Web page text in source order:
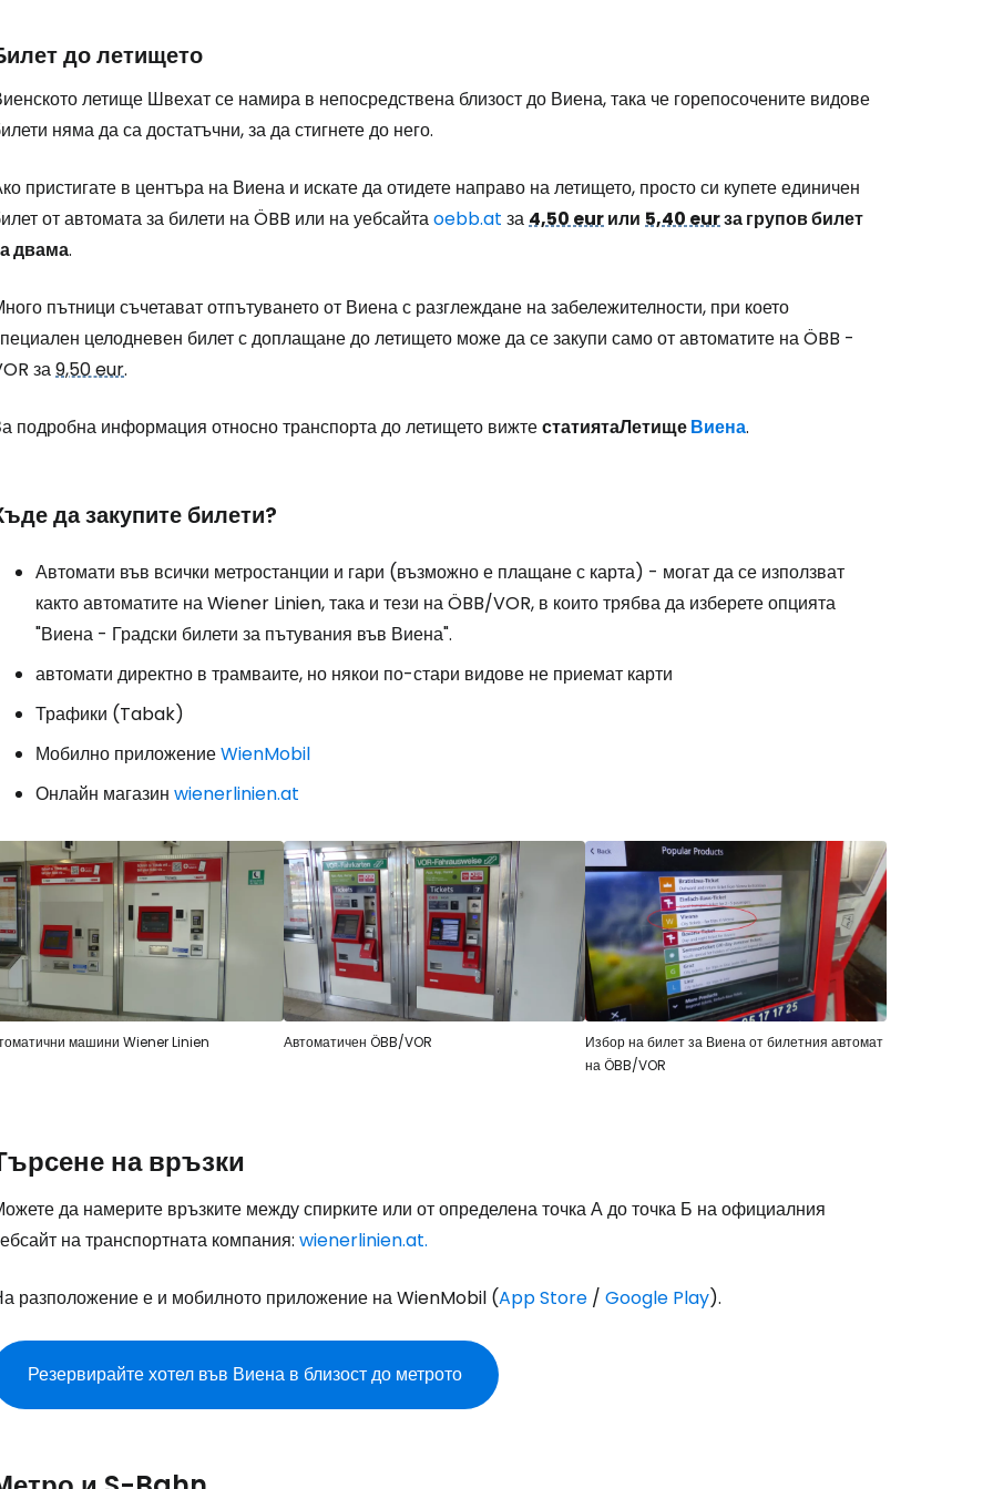
до летището
летище Швехат се намира в непосредствена близост до Виена, така че горепосочените видове
няма да са достатъчни, за да стигнете до него.
пристигате в центъра на Виена и искате да отидете направо на летището, просто си купете единичен
от автомата за билети на ÖBB или на уебсайтаoebb.at за4,50 eurили 5,40 eurза групов билет
двама.
пътници съчетават отпътуването от Виена с разглеждане на забележителности, при което
целодневен билет с доплащане до летището може да се закупи само от автоматите на ÖBB -
за9,50 eur.
подробна информация относно транспорта до летището вижтестатиятаЛетищеВиена.
да закупите билети?
Автомати във всички метростанции и гари (възможно е плащане с карта) - могат да се използват
както автоматите на Wiener Linien, така и тези на ÖBB/VOR, в които трябва да изберете опцията
"Виена - Градски билети за пътувания във Виена".
автомати директно в трамваите, но някои по-стари видове не приемат карти
Трафики (Tabak)
Мобилно приложениеWienMobil
Онлайн магазин wienerlinien.at
машини Wiener Linien Автоматичен ÖBB/VOR
Избор на билет за Виена от билетния автомат
на ÖBB/VOR
на връзки
да намерите връзките между спирките или от определена точка А до точка Б на официалния
на транспортната компания: wienerlinien.at.
разположение е и мобилното приложение на WienMobil (App Store / Google Play).
Резервирайте хотел във Виена в близост до метрото